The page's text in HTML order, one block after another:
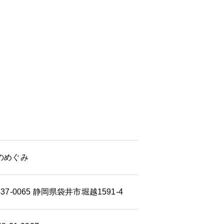
めぐみ
0065 静岡県袋井市堀越1591-4